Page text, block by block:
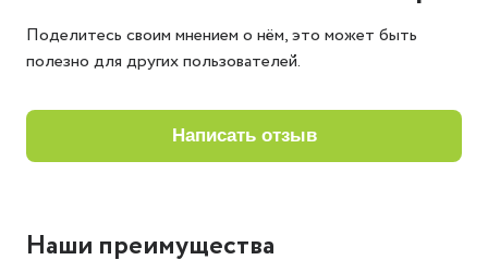
Поделитесь своим мнением о нём, это может быть
полезно для других пользователей.
написать отзыв
Наши преимущества